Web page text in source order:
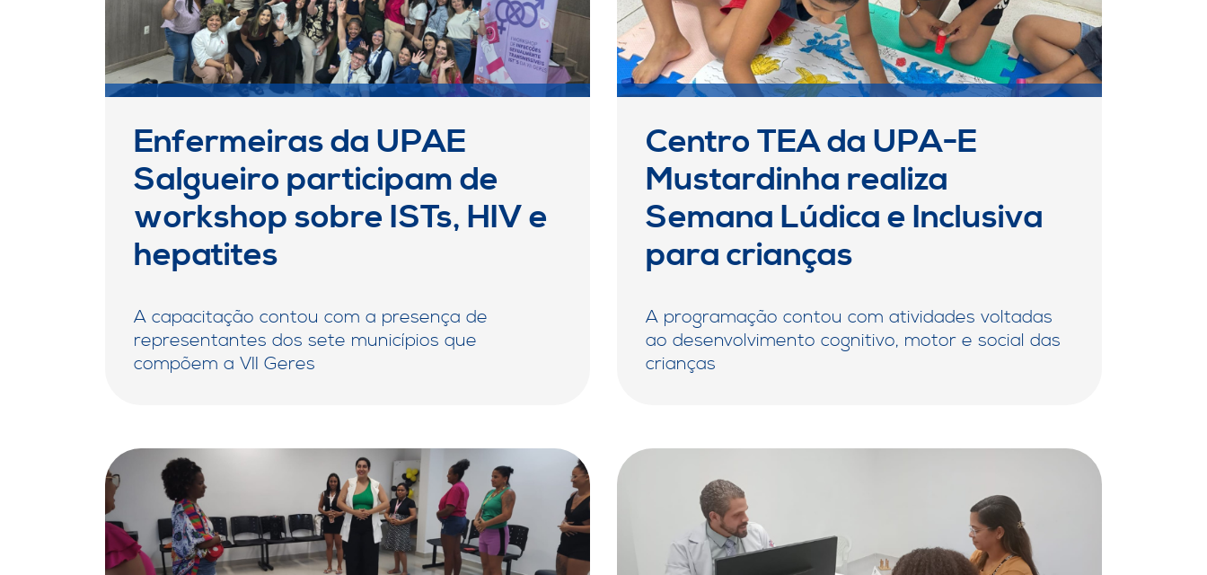
Enfermeiras da UPAE
Salgueiro participam de
workshop sobre ISTs, HIV e
hepatites
A capacitação contou com a presença de
representantes dos sete municípios que
compõem a VII Geres
Centro TEA da UPA-E
Mustardinha realiza
Semana Lúdica e Inclusiva
para crianças
A programação contou com atividades voltadas
ao desenvolvimento cognitivo, motor e social das
crianças